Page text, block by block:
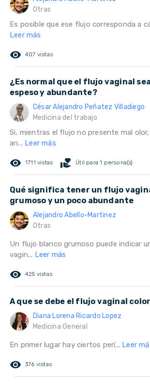
Otras
Es posible que ese flujo corresponda a
Leer más
remove_red_eye 407 vistas
¿Es normal que el flujo vaginal
espeso y abundante?
César Alejandro Peñatez Villadiego
Medicina del trabajo
Si, mientras el flujo no presente mal
an... Leer más
remove_red_eye 1711 vistas volunteer_activism Útil para 1 persona(s)
Qué significa tener un flujo
grumoso y un poco abundante
Alejandro Abello-Martinez
Otras
Un flujo blanco grumoso puede indicar
vagin... Leer más
remove_red_eye 425 vistas
A que se debe el flujo vaginal
Diana Lorena Ricardo Lopez
Medicina General
En primer lugar hay ciertos perí... Leer
remove_red_eye 376 vistas